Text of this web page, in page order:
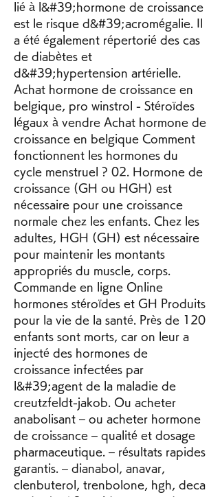
lié à l&#39;hormone de croissance
est le risque d&#39;acromégalie. Il
a été également répertorié des cas
de diabètes et
d&#39;hypertension artérielle.
Achat hormone de croissance en
belgique, pro winstrol - Stéroïdes
légaux à vendre Achat hormone de
croissance en belgique Comment
fonctionnent les hormones du
cycle menstruel ? 02. Hormone de
croissance (GH ou HGH) est
nécessaire pour une croissance
normale chez les enfants. Chez les
adultes, HGH (GH) est nécessaire
pour maintenir les montants
appropriés du muscle, corps.
Commande en ligne Online
hormones stéroïdes et GH Produits
pour la vie de la santé. Près de 120
enfants sont morts, car on leur a
injecté des hormones de
croissance infectées par
l&#39;agent de la maladie de
creutzfeldt-jakob. Ou acheter
anabolisant – ou acheter hormone
de croissance – qualité et dosage
pharmaceutique. – résultats rapides
garantis. – dianabol, anavar,
clenbuterol, trenbolone, hgh, deca